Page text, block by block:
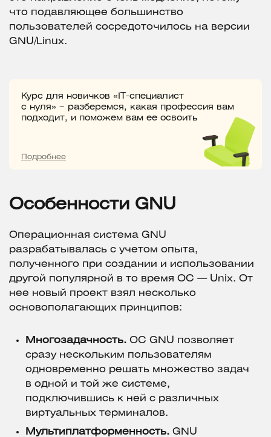
что подавляющее большинство
пользователей сосредоточилось на версии
GNU/Linux.
Курс для новичков «IT-специалист
с нуля» – разберемся, какая профессия вам
подходит, и поможем вам ее освоить
Подробнее
Особенности GNU
Операционная система GNU
разрабатывалась с учетом опыта,
полученного при создании и использовании
другой популярной в то время ОС — Unix. От
нее новый проект взял несколько
основополагающих принципов:
Многозадачность. ОС GNU позволяет
сразу нескольким пользователям
одновременно решать множество задач
в одной и той же системе,
подключившись к ней с различных
виртуальных терминалов.
Мультиплатформенность. GNU